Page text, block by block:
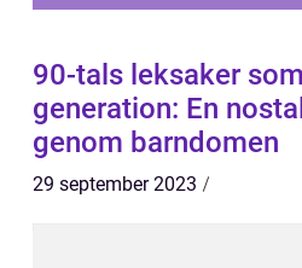
90-tals leksaker
generation: En
genom barndomen
29 september 2023